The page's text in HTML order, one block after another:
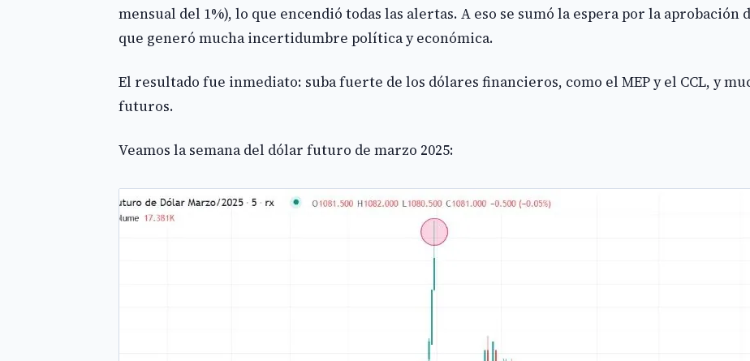
mensual del 1%), lo que encendió todas las alertas. A eso se sumó la espera por la aprobación
que generó mucha incertidumbre política y económica.
El resultado fue inmediato: suba fuerte de los dólares financieros, como el MEP y el CCL, y
futuros.
Veamos la semana del dólar futuro de marzo 2025: